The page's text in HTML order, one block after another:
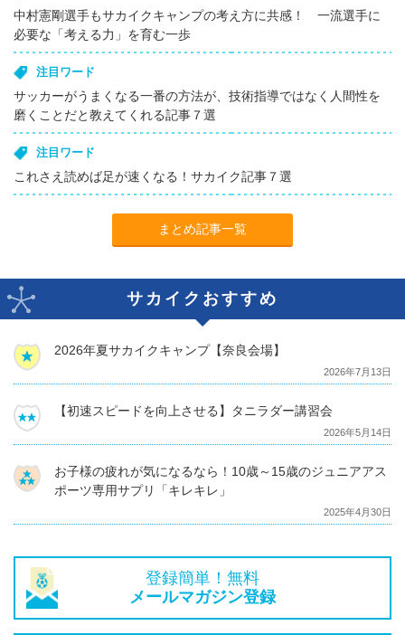
中村憲剛選手もサカイクキャンプの考え方に共感！ 一流選手に
必要な「考える力」を育む一歩
注目ワード
サッカーがうまくなる一番の方法が、技術指導ではなく人間性を
磨くことだと教えてくれる記事７選
注目ワード
これさえ読めば足が速くなる！サカイク記事７選
まとめ記事一覧
サカイクおすすめ
2026年夏サカイクキャンプ【奈良会場】
2026年7月13日
【初速スピードを向上させる】タニラダー講習会
2026年5月14日
お子様の疲れが気になるなら！10歳～15歳のジュニアアス
ポーツ専用サプリ「キレキレ」
2025年4月30日
登録簡単！無料
メールマガジン登録